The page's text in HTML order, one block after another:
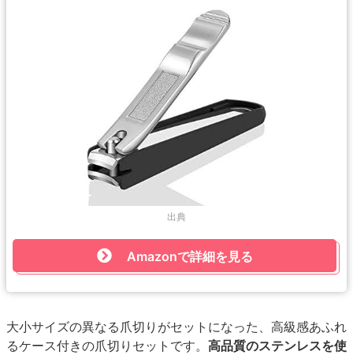
出典
Amazonで詳細を見る
大小サイズの異なる爪切りがセットになった、高級感あふれ
るケース付きの爪切りセットです。 高品質のステンレスを使